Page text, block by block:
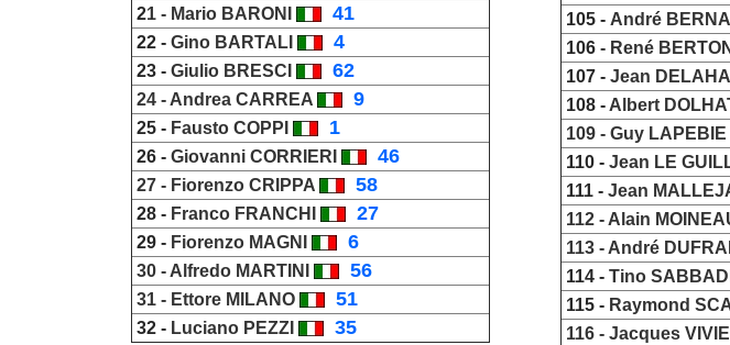
21 - Mario BARONI 41
22 - Gino BARTALI 4
23 - Giulio BRESCI 62
24 - Andrea CARREA 9
25 - Fausto COPPI 1
26 - Giovanni CORRIERI 46
27 - Fiorenzo CRIPPA 58
28 - Franco FRANCHI 27
29 - Fiorenzo MAGNI 6
30 - Alfredo MARTINI 56
31 - Ettore MILANO 51
32 - Luciano PEZZI 35
105 - André
106 - René BERTON
107 - Jean
108 - Albert
109 - Guy LAPEBIE
110 - Jean LE
111 - Jean
112 - Alain
113 - André
114 - Tino
115 - Raymond
116 - Jacques